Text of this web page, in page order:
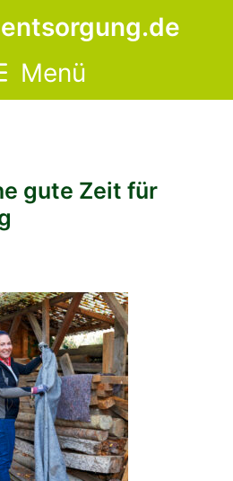
Menü
gute Zeit für